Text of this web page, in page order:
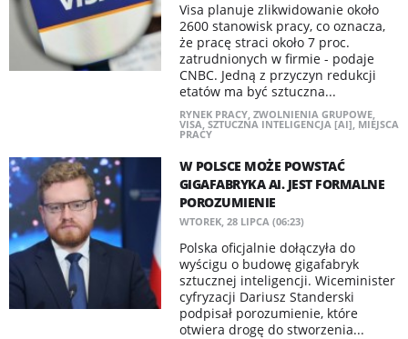
Visa planuje zlikwidowanie około
2600 stanowisk pracy, co oznacza,
że pracę straci około 7 proc.
zatrudnionych w firmie - podaje
CNBC. Jedną z przyczyn redukcji
etatów ma być sztuczna...
RYNEK PRACY, ZWOLNIENIA GRUPOWE,
VISA, SZTUCZNA INTELIGENCJA [AI], MIEJSCA
PRACY
W POLSCE MOŻE POWSTAĆ
GIGAFABRYKA AI. JEST FORMALNE
POROZUMIENIE
WTOREK, 28 LIPCA (06:23)
Polska oficjalnie dołączyła do
wyścigu o budowę gigafabryk
sztucznej inteligencji. Wiceminister
cyfryzacji Dariusz Standerski
podpisał porozumienie, które
otwiera drogę do stworzenia...